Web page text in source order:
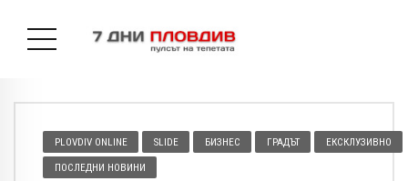
PLOVDIV ONLINE SLIDE БИЗНЕС ГРАДЪТ ЕКСКЛУЗИВНО
ПОСЛЕДНИ НОВИНИ